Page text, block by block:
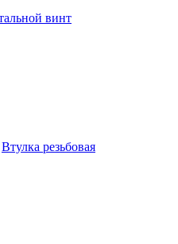
винт
Втулка резьбовая